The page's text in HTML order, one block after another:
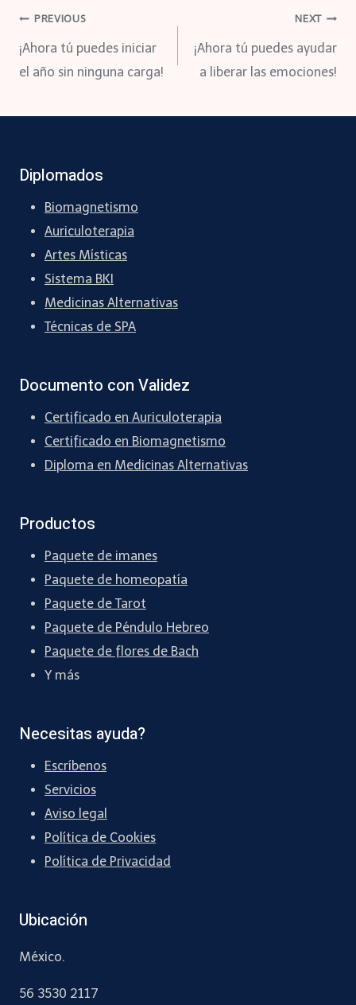
Navegación
de
entradas
PREVIOUS
¡Ahora tú puedes iniciar
el año sin ninguna carga!
NEXT
¡Ahora tú puedes ayudar
a liberar las emociones!
Diplomados
Biomagnetismo
Auriculoterapia
Artes Místicas
Sistema BKI
Medicinas Alternativas
Técnicas de SPA
Documento con Validez
Certificado en Auriculoterapia
Certificado en Biomagnetismo
Diploma en Medicinas Alternativas
Productos
Paquete de imanes
Paquete de homeopatía
Paquete de Tarot
Paquete de Péndulo Hebreo
Paquete de flores de Bach
Y más
Necesitas ayuda?
Escríbenos
Servicios
Aviso legal
Política de Cookies
Política de Privacidad
Ubicación
México.
56 3530 2117